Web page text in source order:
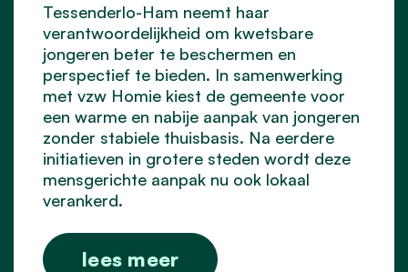
Tessenderlo-Ham neemt haar
verantwoordelijkheid om kwetsbare
jongeren beter te beschermen en
perspectief te bieden. In samenwerking
met vzw Homie kiest de gemeente voor
een warme en nabije aanpak van jongeren
zonder stabiele thuisbasis. Na eerdere
initiatieven in grotere steden wordt deze
mensgerichte aanpak nu ook lokaal
verankerd.
lees meer